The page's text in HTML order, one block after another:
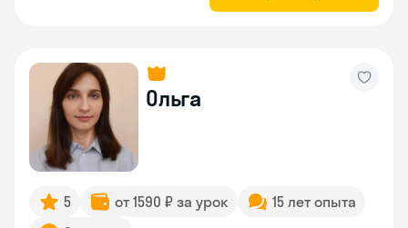
Ольга
5 от 1590 ₽ за урок
15 лет опыта